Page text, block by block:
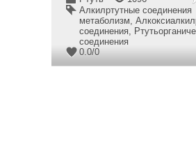
Алкилртутные соединения
метаболизм,
соединения,
соединения
0.0/0